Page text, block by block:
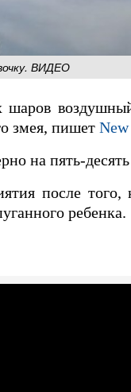
ВИДЕО
змея, пишет
на пять-
после
ребенка.